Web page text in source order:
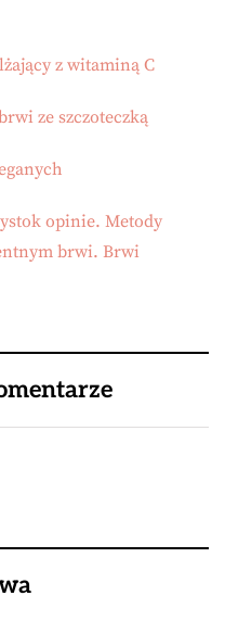
z witaminą C
ze szczoteczką
opinie. Metody
brwi. Brwi